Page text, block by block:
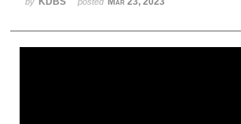
Sketchbook5, 스케치